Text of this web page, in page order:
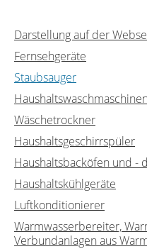
Darstellung auf der
Fernsehgeräte
Staubsauger
Haushaltswaschmaschinen
Wäschetrockner
Haushaltsgeschirrspüler
Haushaltsbacköfen und -
Haushaltskühlgeräte
Luftkonditionierer
Warmwasserbereiter,
Verbundanlagen aus